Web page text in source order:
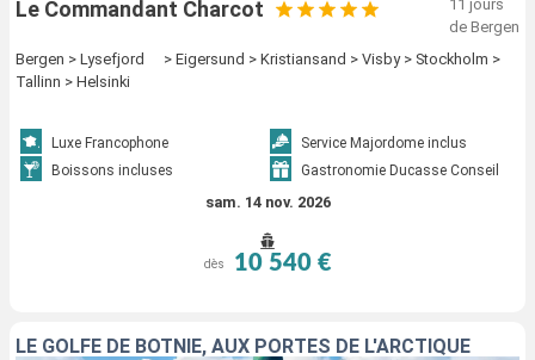
Le Commandant Charcot
11 jours
de Bergen
Bergen > Lysefjord > Eigersund > Kristiansand > Visby > Stockholm >
Tallinn > Helsinki
Luxe Francophone
Service Majordome inclus
Boissons incluses
Gastronomie Ducasse Conseil
sam. 14 nov. 2026
dès 10 540 €
LE GOLFE DE BOTNIE, AUX PORTES DE L'ARCTIQUE